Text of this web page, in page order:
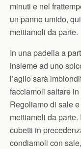
minuti e nel
un panno umido,
mettiamoli da parte.
In una padella a
insieme ad uno
l’aglio sarà
facciamoli saltare
Regoliamo di sale
mettiamoli da
cubetti in
condiamoli con